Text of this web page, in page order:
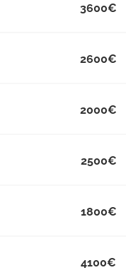
3600
2600
2000
2500
1800
4100